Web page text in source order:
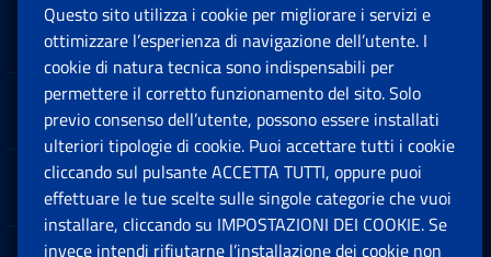
Sedi e Contatti
Software
Note Legali
Questo sito utilizza i cookie per migliorare i servizi e
ottimizzare l’esperienza di navigazione dell’utente. I
cookie di natura tecnica sono indispensabili per
permettere il corretto funzionamento del sito. Solo
previo consenso dell’utente, possono essere installati
ulteriori tipologie di cookie. Puoi accettare tutti i cookie
cliccando sul pulsante ACCETTA TUTTI, oppure puoi
effettuare le tue scelte sulle singole categorie che vuoi
installare, cliccando su IMPOSTAZIONI DEI COOKIE. Se
invece intendi rifiutarne l’installazione dei cookie non